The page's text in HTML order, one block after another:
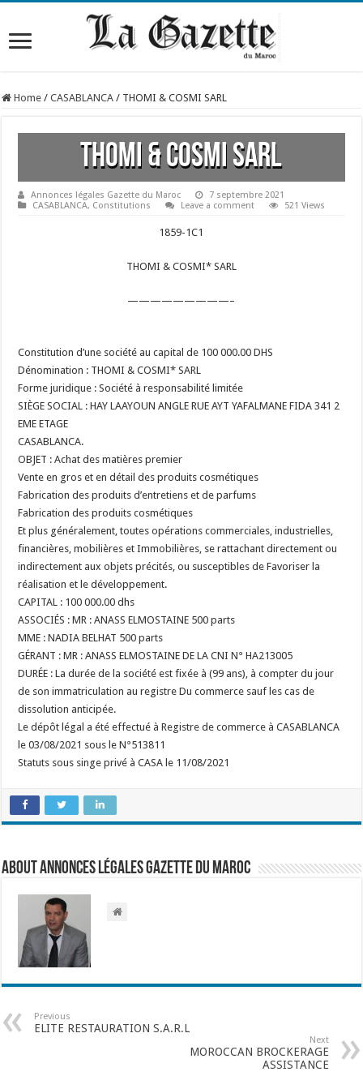
Home / CASABLANCA / THOMI & COSMI SARL
THOMI & COSMI SARL
Annonces légales Gazette du Maroc
7 septembre 2021
CASABLANCA, Constitutions Leave a comment 521 Views
1859-1C1
THOMI & COSMI* SARL
—————————–
Constitution d’une société au capital de 100 000.00 DHS
Dénomination : THOMI & COSMI* SARL
Forme juridique : Société à responsabilité limitée
SIÈGE SOCIAL :HAY LAAYOUN ANGLE RUE AYT YAFALMANE FIDA 341 2
EME ETAGE
CASABLANCA.
OBJET : Achat des matières premier
Vente en gros et en détail des produits cosmétiques
Fabrication des produits d’entretiens et de parfums
Fabrication des produits cosmétiques
Et plus généralement, toutes opérations commerciales, industrielles,
financières, mobilières et Immobilières, se rattachant directement ou
indirectement aux objets précités, ou susceptibles de Favoriser la
réalisation et le développement.
CAPITAL : 100 000.00 dhs
ASSOCIÉS : MR : ANASS ELMOSTAINE 500 parts
MME : NADIA BELHAT 500 parts
GÉRANT : MR : ANASS ELMOSTAINE DE LA CNI N° HA213005
DURÉE : La durée de la société est fixée à (99 ans), à compter du jour
de son immatriculation au registre Du commerce sauf les cas de
dissolution anticipée.
Le dépôt légal a été effectué à Registre de commerce à CASABLANCA
le 03/08/2021 sous le N°513811
Statuts sous singe privé à CASA le 11/08/2021
About Annonces légales Gazette du Maroc
Previous
ELITE RESTAURATION S.A.R.L
Next
MOROCCAN BROCKERAGE
ASSISTANCE